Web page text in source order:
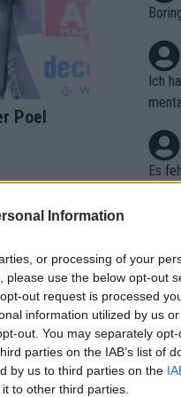
Information
or processing of your
use the below opt-out
out request is processed
information utilized by us
out. You may separately
parties on the IAB’s list of
by us to third parties on the
to other third parties.
Poel
zte
ng
reits
Die
pe
Tour
arten
kaum
er,
Ich
Es
wo
kann